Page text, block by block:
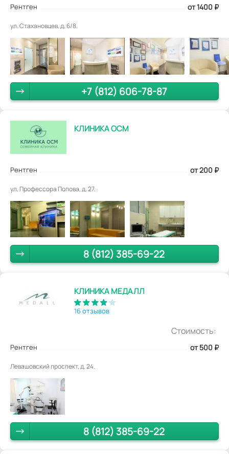
Рентген от 1400 ₽
ул. Стахановцев, д. 6/8.
+7 (812) 606-78-87
КЛИНИКА ОСМ
Рентген от 200 ₽
ул. Профессора Попова, д. 27.
8 (812) 385-69-22
КЛИНИКА МЕДАЛЛ
16 отзывов
Стоимость:
Рентген от 500 ₽
Левашовский проспект, д. 24.
8 (812) 385-69-22